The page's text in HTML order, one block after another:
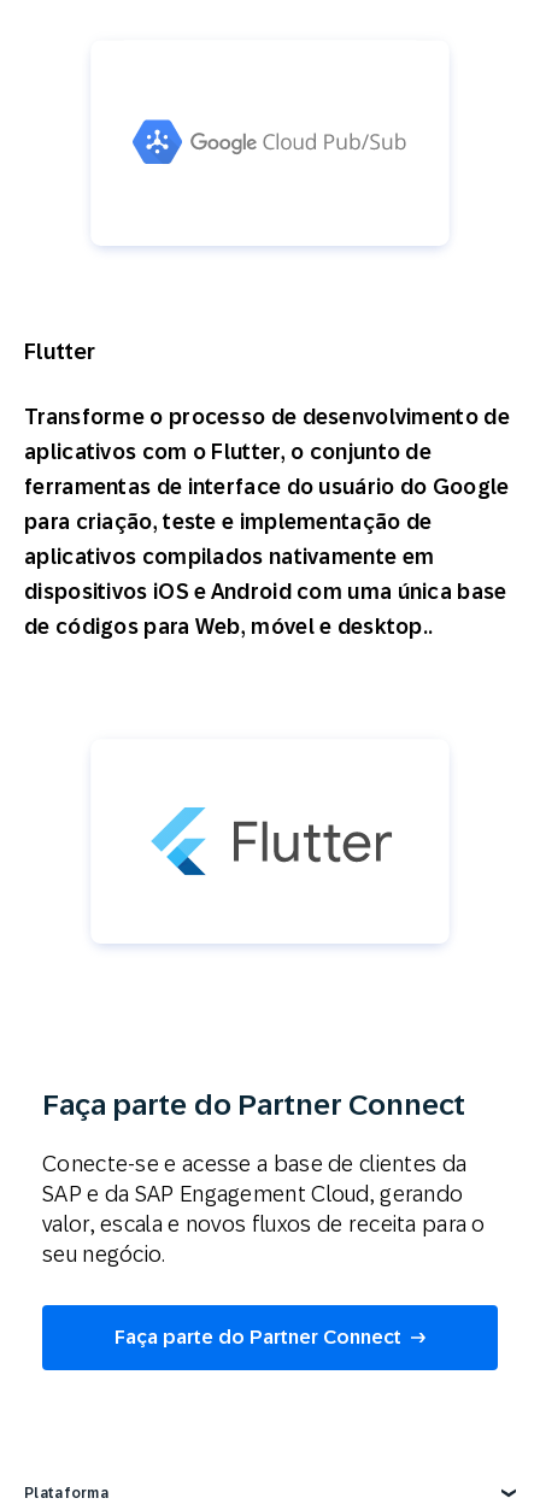
Flutter
Transforme o processo de desenvolvimento de
aplicativos com o Flutter, o conjunto de
ferramentas de interface do usuário do Google
para criação, teste e implementação de
aplicativos compilados nativamente em
dispositivos iOS e Android com uma única base
de códigos para Web, móvel e desktop..
Faça parte do Partner Connect
Conecte-se e acesse a base de clientes da
SAP e da SAP Engagement Cloud, gerando
valor, escala e novos fluxos de receita para o
seu negócio.
Faça parte do Partner Connect
Plataforma